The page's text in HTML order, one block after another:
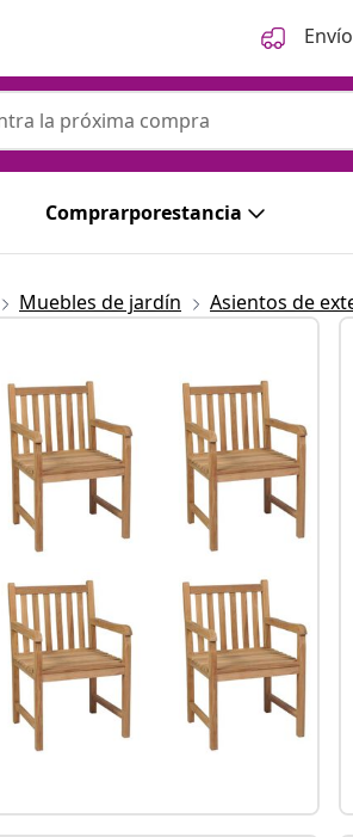
Comprarporestancia
Muebles de jardín Asientos de